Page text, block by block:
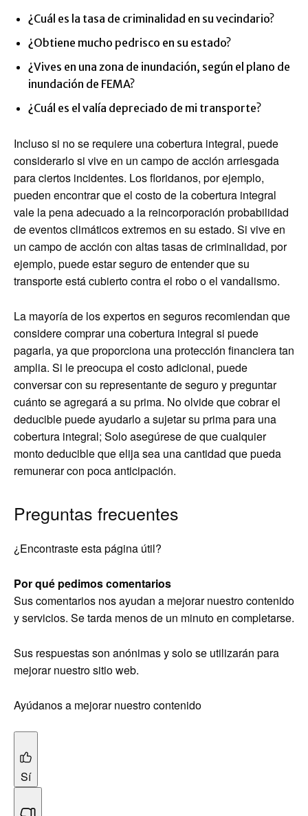
¿Cuál es la tasa de criminalidad en su vecindario?
¿Obtiene mucho pedrisco en su estado?
¿Vives en una zona de inundación, según el plano de
inundación de FEMA?
¿Cuál es el valía depreciado de mi transporte?
Incluso si no se requiere una cobertura integral, puede
considerarlo si vive en un campo de acción arriesgada
para ciertos incidentes. Los floridanos, por ejemplo,
pueden encontrar que el costo de la cobertura integral
vale la pena adecuado a la reincorporación probabilidad
de eventos climáticos extremos en su estado. Si vive en
un campo de acción con altas tasas de criminalidad, por
ejemplo, puede estar seguro de entender que su
transporte está cubierto contra el robo o el vandalismo.
La mayoría de los expertos en seguros recomiendan que
considere comprar una cobertura integral si puede
pagarla, ya que proporciona una protección financiera tan
amplia. Si le preocupa el costo adicional, puede
conversar con su representante de seguro y preguntar
cuánto se agregará a su prima. No olvide que cobrar el
deducible puede ayudarlo a sujetar su prima para una
cobertura integral; Solo asegúrese de que cualquier
monto deducible que elija sea una cantidad que pueda
remunerar con poca anticipación.
Preguntas frecuentes
¿Encontraste esta página útil?
Por qué pedimos comentarios
Sus comentarios nos ayudan a mejorar nuestro contenido
y servicios. Se tarda menos de un minuto en completarse.
Sus respuestas son anónimas y solo se utilizarán para
mejorar nuestro sitio web.
Ayúdanos a mejorar nuestro contenido
Sí